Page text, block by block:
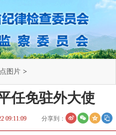
图片 >
任免驻外大使
09:11:09 分享到：